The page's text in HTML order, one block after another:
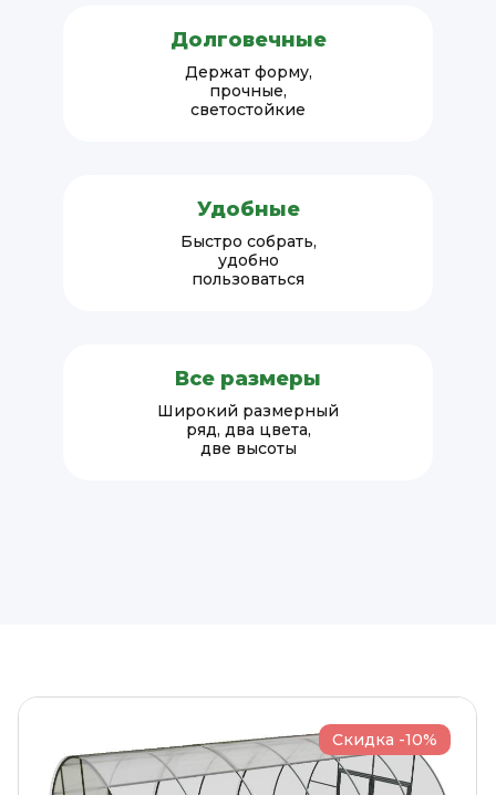
Долговечные
Держат форму,
прочные,
светостойкие
Удобные
Быстро собрать,
удобно
пользоваться
Все размеры
Широкий размерный
ряд, два цвета,
две высоты
Скидка -10%